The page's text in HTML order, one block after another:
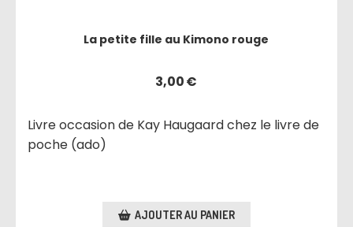
La petite fille au Kimono rouge
3,00€
Livre occasion de Kay Haugaard chez le livre de
poche (ado)
AJOUTER AU PANIER